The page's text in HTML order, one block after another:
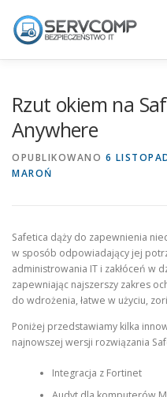
treści
Rzut okiem na
Anywhere
OPUBLIKOWANO 6
MAROŃ
Safetica dąży do zapewnienia
w sposób odpowiadający jej
administrowania IT i zakłóceń w
zapewniając najszerszy zakres
do wdrożenia, łatwe w użyciu,
Poniżej przedstawiamy kilka
najnowszej wersji rozwiązania
Integracja z Fortinet